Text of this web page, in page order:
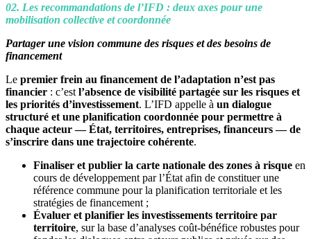
02. Les recommandations de l’IFD : deux axes pour une
mobilisation collective et coordonnée
Partager une vision commune des risques et des besoins de
financement
Le premier frein au financement de l’adaptation n’est pas
financier : c’est l’absence de visibilité partagée sur les risques et
les priorités d’investissement. L’IFD appelle à un dialogue
structuré et une planification coordonnée pour permettre à
chaque acteur — État, territoires, entreprises, financeurs — de
s’inscrire dans une trajectoire cohérente.
Finaliser et publier la carte nationale des zones à risque en
cours de développement par l’État afin de constituer une
référence commune pour la planification territoriale et les
stratégies de financement ;
Évaluer et planifier les investissements territoire par
territoire, sur la base d’analyses coût-bénéfice robustes pour